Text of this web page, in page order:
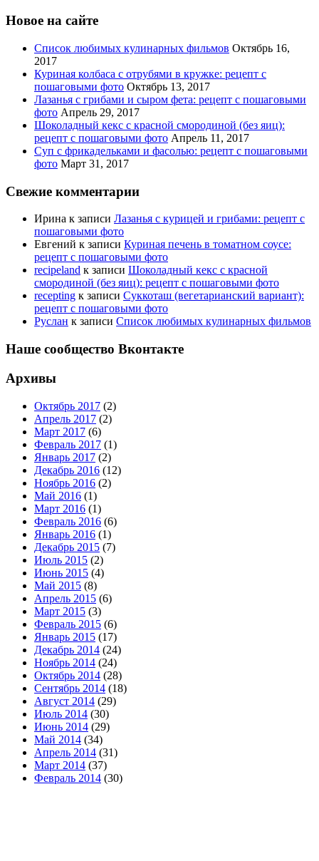
Новое на сайте
Список любимых кулинарных фильмов Октябрь 16,
2017
Куриная колбаса с отрубями в кружке: рецепт с
пошаговыми фото Октябрь 13, 2017
Лазанья с грибами и сыром фета: рецепт с пошаговыми
фото Апрель 29, 2017
Шоколадный кекс с красной смородиной (без яиц):
рецепт с пошаговыми фото Апрель 11, 2017
Суп с фрикадельками и фасолью: рецепт с пошаговыми
фото Март 31, 2017
Свежие комментарии
Ирина к записи Лазанья с курицей и грибами: рецепт с
пошаговыми фото
Евгений к записи Куриная печень в томатном соусе:
рецепт с пошаговыми фото
recipeland к записи Шоколадный кекс с красной
смородиной (без яиц): рецепт с пошаговыми фото
recepting к записи Суккоташ (вегетарианский вариант):
рецепт с пошаговыми фото
Руслан к записи Список любимых кулинарных фильмов
Наше сообщество Вконтакте
Архивы
Октябрь 2017 (2)
Апрель 2017 (2)
Март 2017 (6)
Февраль 2017 (1)
Январь 2017 (2)
Декабрь 2016 (12)
Ноябрь 2016 (2)
Май 2016 (1)
Март 2016 (1)
Февраль 2016 (6)
Январь 2016 (1)
Декабрь 2015 (7)
Июль 2015 (2)
Июнь 2015 (4)
Май 2015 (8)
Апрель 2015 (6)
Март 2015 (3)
Февраль 2015 (6)
Январь 2015 (17)
Декабрь 2014 (24)
Ноябрь 2014 (24)
Октябрь 2014 (28)
Сентябрь 2014 (18)
Август 2014 (29)
Июль 2014 (30)
Июнь 2014 (29)
Май 2014 (34)
Апрель 2014 (31)
Март 2014 (37)
Февраль 2014 (30)